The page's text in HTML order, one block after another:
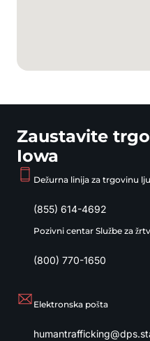
Zaustavite
Iowa
Dežurna linija za trgovinu
(855) 614-4692
Pozivni centar Službe za
(800) 770-1650
Elektronska pošta